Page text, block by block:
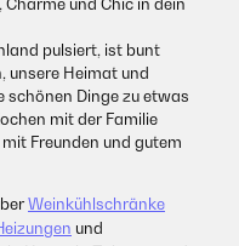
und Chic in dein
pulsiert, ist bunt
unsere Heimat und
schönen Dinge zu etwas
mit der Familie
Freunden und gutem
Weinkühlschränke
und